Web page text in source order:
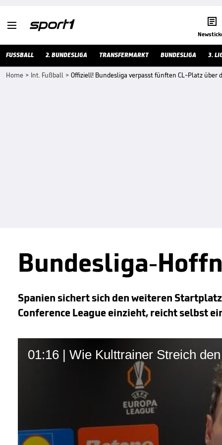
 
FUSSBALL 2. BUNDESLIGA TRANSFERMARKT BUNDESLIGA 3.
Home > Int. Fußball > Offiziell! Bundesliga verpasst fünften CL-Platz über
Bundesliga-
Spanien sichert sich den weiteren
Conference League einzieht, reicht selbst
01:16 | Wie Kulttrainer Streich